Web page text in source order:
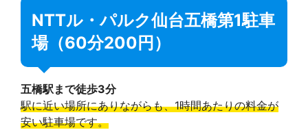
NTTル・パルク仙台五橋第1駐車
場（60分200円）
五橋駅まで徒歩3分
駅に近い場所にありながらも、1時間あたりの料金が
安い駐車場です。